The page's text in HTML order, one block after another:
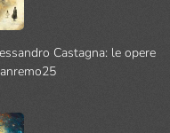
Castagna: le opere